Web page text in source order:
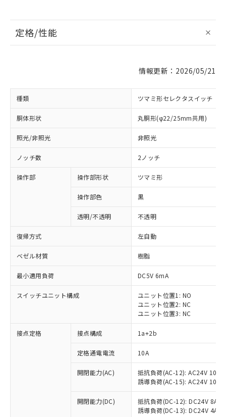
定格/性能
情報更新：2026/05/21
種類 ツマミ形セレクタスイッチ
胴体形状 丸胴形(φ22/25mm共用)
照光/非照光 非照光
ノッチ数 2ノッチ
操作部 操作部形状 ツマミ形
操作部色 黒
透明/不透明 不透明
復帰方式 左自動
ベゼル材質 樹脂
最小適用負荷 DC5V 6mA
スイッチユニット構成
ユニット位置1: NO
ユニット位置2: NC
ユニット位置3: NC
接点定格 接点構成 1a+2b
定格通電電流 10A
開閉能力(AC)
抵抗負荷(AC-12): AC24V 10A/
誘導負荷(AC-15): AC24V
開閉能力(DC)
抵抗負荷(DC-12): DC24V 8A/
誘導負荷(DC-13): DC24V 4A/
ご利用条件
対応済み：EU RoHS指令（10物質）の
非含有に対応した製品が提供可能な商品で
有に対応した製品に切り替える予定のある